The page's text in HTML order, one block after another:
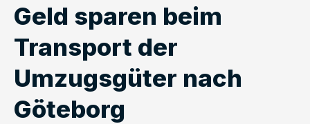
Geld sparen beim
Transport der
Umzugsgüter nach
Göteborg